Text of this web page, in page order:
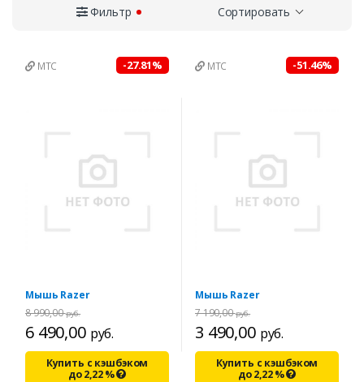
Фильтр Сортировать
МТС -27.81%
Мышь Razer
6 490,00 руб.
8 990,00руб.
Купить с кэшбэком
до2,22%
МТС -51.46%
Мышь Razer
3 490,00 руб.
7 190,00руб.
Купить с кэшбэком
до2,22%